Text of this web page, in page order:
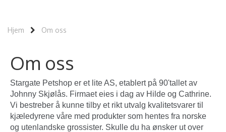
Hjem Om oss
Om oss
Stargate Petshop er et lite AS, etablert på 90'tallet av
Johnny Skjølås. Firmaet eies i dag av Hilde og Cathrine.
Vi bestreber å kunne tilby et rikt utvalg kvalitetsvarer til
kjæledyrene våre med produkter som hentes fra norske
og utenlandske grossister. Skulle du ha ønsker ut over